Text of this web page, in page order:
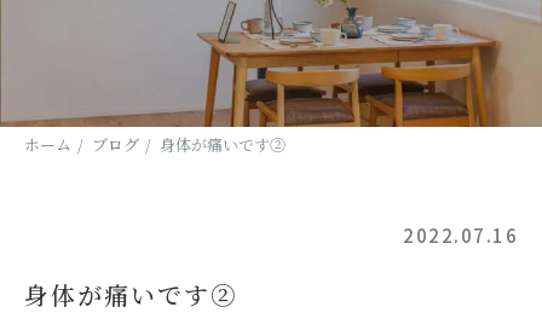
ホーム ブログ 身体が痛いです②
2022.07.16
身体が痛いです②